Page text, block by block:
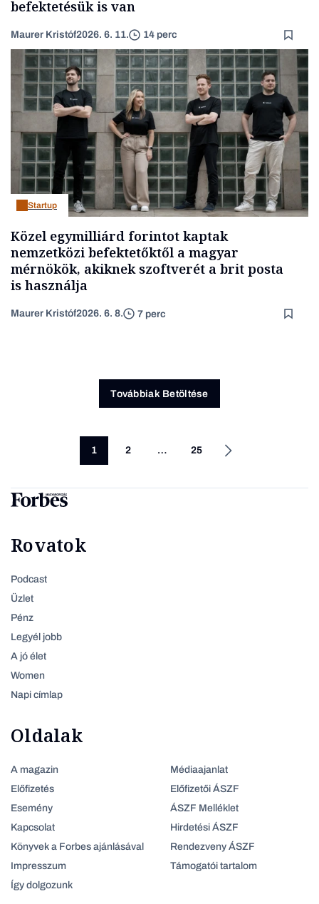
befektetésük is van
Maurer Kristóf2026. 6. 11. 14 perc
Startup
Közel egymilliárd forintot kaptak
nemzetközi befektetőktől a magyar
mérnökök, akiknek szoftverét a brit posta
is használja
Maurer Kristóf2026. 6. 8. 7 perc
Továbbiak Betöltése
1 2 … 25
Rovatok
Podcast
Üzlet
Pénz
Legyél jobb
A jó élet
Women
Napi címlap
Oldalak
A magazin
Előfizetés
Esemény
Kapcsolat
Könyvek a Forbes ajánlásával
Impresszum
Így dolgozunk
Médiaajanlat
Előfizetői ÁSZF
ÁSZF Melléklet
Hirdetési ÁSZF
Rendezveny ÁSZF
Támogatói tartalom